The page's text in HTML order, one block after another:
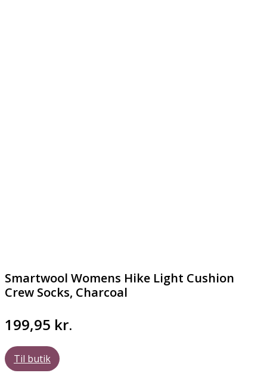
Smartwool Womens Hike Light Cushion
Crew Socks, Charcoal
199,95 kr.
Til butik